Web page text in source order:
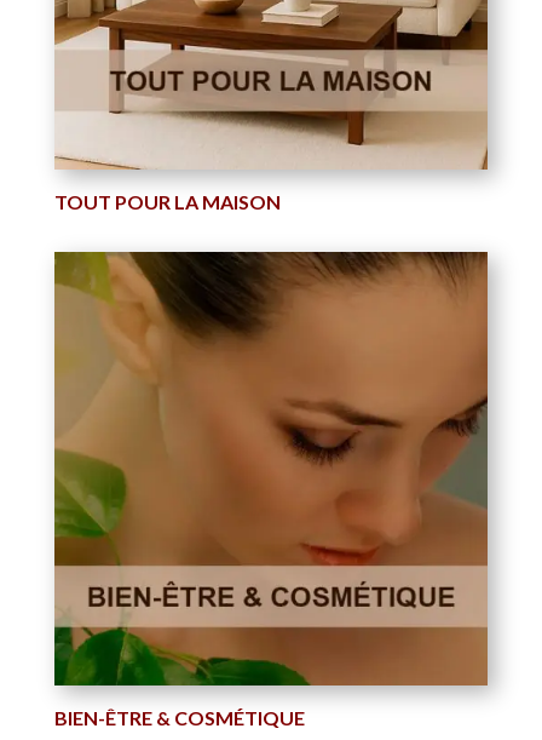
TOUT POUR LA MAISON
BIEN-ÊTRE & COSMÉTIQUE